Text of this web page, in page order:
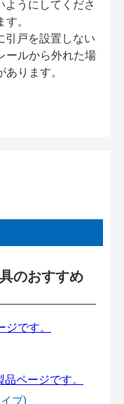
うにしてくださ
。
戸を設置しない
ールから外れた場
ります。
のおすすめ
プ)